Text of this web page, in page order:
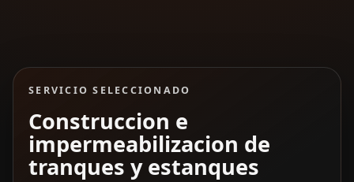
SERVICIO SELECCIONADO
Construccion e
impermeabilizacion de
tranques y estanques